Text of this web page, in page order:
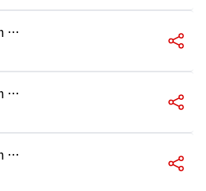
How Long Can I Wait (Tube & Berger Remix)
How Long Can I Wait (Erik Hagleton & Fredelux Remix)
How Long Can I Wait (Sharam Jey Remix)